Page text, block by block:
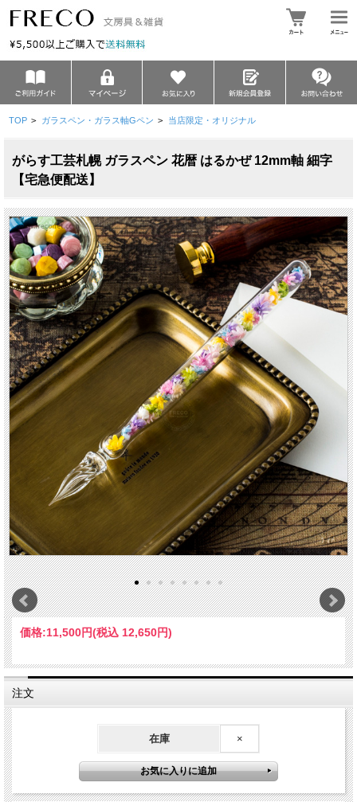
TOP > ガラスペン・ガラス軸Gペン > 当店限定・オリジナル
がらす工芸札幌 ガラスペン 花暦 はるかぜ 12mm軸 細字
【宅急便配送】
価格:11,500円(税込 12,650円)
注文
在庫 ×